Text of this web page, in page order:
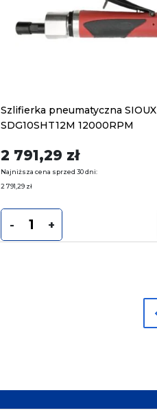
Szlifierka pneumatyczna SIOUX
SDG10SHT12M 12000RPM
2 791,29 zł
Najniższa cena sprzed 30 dni:
2 791,29 zł
- +